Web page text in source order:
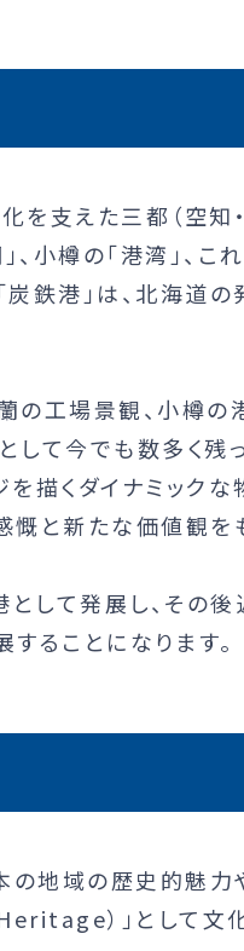
を支えた三都（空知
小樽の「港湾」、こ
鉄港」は、北海道の
の工場景観、小樽
て今でも数多く残
描くダイナミック
と新たな価値観を
して発展し、その後
することになります。
地域の歴史的魅力
）」として文